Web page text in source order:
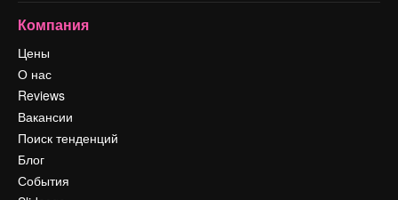
Компания
Цены
О нас
Reviews
Вакансии
Поиск тенденций
Блог
События